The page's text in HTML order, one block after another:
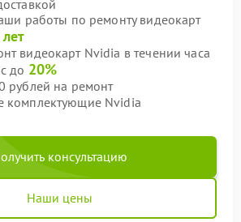
работы по ремонту видеокарт
видеокарт Nvidia в течении часа
до 20%
рублей на ремонт
комплектующие Nvidia
консультацию
Наши цены